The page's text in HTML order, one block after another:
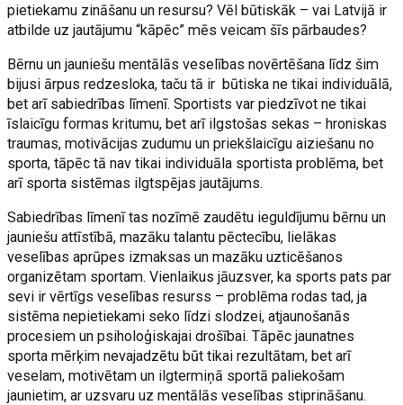
pietiekamu zināšanu un resursu? Vēl būtiskāk – vai Latvijā ir
atbilde uz jautājumu “kāpēc” mēs veicam šīs pārbaudes?
Bērnu un jauniešu mentālās veselības novērtēšana līdz šim
bijusi ārpus redzesloka, taču tā ir būtiska ne tikai individuālā,
bet arī sabiedrības līmenī. Sportists var piedzīvot ne tikai
īslaicīgu formas kritumu, bet arī ilgstošas sekas – hroniskas
traumas, motivācijas zudumu un priekšlaicīgu aiziešanu no
sporta, tāpēc tā nav tikai individuāla sportista problēma, bet
arī sporta sistēmas ilgtspējas jautājums.
Sabiedrības līmenī tas nozīmē zaudētu ieguldījumu bērnu un
jauniešu attīstībā, mazāku talantu pēctecību, lielākas
veselības aprūpes izmaksas un mazāku uzticēšanos
organizētam sportam. Vienlaikus jāuzsver, ka sports pats par
sevi ir vērtīgs veselības resurss – problēma rodas tad, ja
sistēma nepietiekami seko līdzi slodzei, atjaunošanās
procesiem un psiholoģiskajai drošībai. Tāpēc jaunatnes
sporta mērķim nevajadzētu būt tikai rezultātam, bet arī
veselam, motivētam un ilgtermiņā sportā paliekošam
jaunietim, ar uzsvaru uz mentālās veselības stiprināšanu.